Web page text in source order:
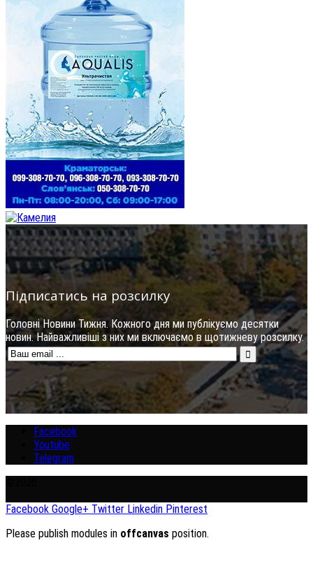
Підписатись на розсилку
Головні Новини Тижня. Кожного дня ми публікуємо десятки
новин. Найважливіші з них ми включаємо в щотижневу розсилку.
Facebook
Youtube
Telegram
Facebook Google+ Twitter Linkedin Pinterest
Please publish modules in offcanvas position.